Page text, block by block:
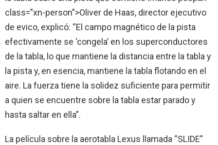
class=”xn-person”>Oliver de Haas, director ejecutivo
de evico, explicó: “El campo magnético de la pista
efectivamente se ‘congela’ en los superconductores
de la tabla, lo que mantiene la distancia entre la tabla y
la pista y, en esencia, mantiene la tabla flotando en el
aire. La fuerza tiene la solidez suficiente para permitir
a quien se encuentre sobre la tabla estar parado y
hasta saltar en ella”.
La película sobre la aerotabla Lexus llamada “SLIDE”